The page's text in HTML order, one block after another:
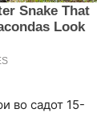
во садот 15-